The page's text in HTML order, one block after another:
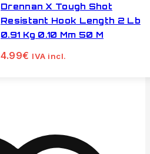
Drennan X Tough Shot
Resistant Hook Length 2 Lb
0.91 Kg 0.10 Mm 50 M
4.99€ IVA incl.